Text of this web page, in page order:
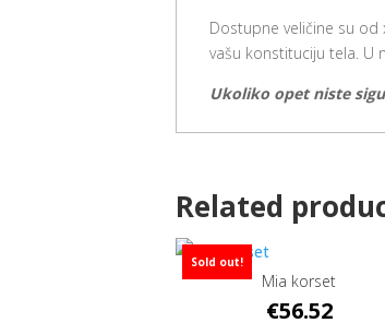
Dostupne veličine su
vašu konstituciju tela. U
Ukoliko opet niste
Related
Sold out!
Mia korset
€56.52